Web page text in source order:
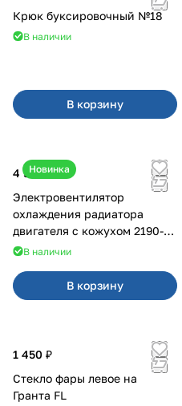
Крюк буксировочный №18
В наличии
В корзину
Новинка
4 550 ₽
Электровентилятор
охлаждения радиатора
двигателя с кожухом 2190-
2194 н/о с кондиционером
В наличии
В корзину
1 450 ₽
Стекло фары левое на
Гранта FL